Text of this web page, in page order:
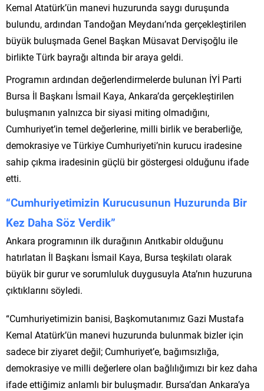
Kemal Atatürk’ün manevi huzurunda saygı duruşunda
bulundu, ardından Tandoğan Meydanı’nda gerçekleştirilen
büyük buluşmada Genel Başkan Müsavat Dervişoğlu ile
birlikte Türk bayrağı altında bir araya geldi.
Programın ardından değerlendirmelerde bulunan İYİ Parti
Bursa İl Başkanı İsmail Kaya, Ankara’da gerçekleştirilen
buluşmanın yalnızca bir siyasi miting olmadığını,
Cumhuriyet’in temel değerlerine, milli birlik ve beraberliğe,
demokrasiye ve Türkiye Cumhuriyeti’nin kurucu iradesine
sahip çıkma iradesinin güçlü bir göstergesi olduğunu ifade
etti.
“Cumhuriyetimizin Kurucusunun Huzurunda Bir
Kez Daha Söz Verdik”
Ankara programının ilk durağının Anıtkabir olduğunu
hatırlatan İl Başkanı İsmail Kaya, Bursa teşkilatı olarak
büyük bir gurur ve sorumluluk duygusuyla Ata’nın huzuruna
çıktıklarını söyledi.
“Cumhuriyetimizin banisi, Başkomutanımız Gazi Mustafa
Kemal Atatürk’ün manevi huzurunda bulunmak bizler için
sadece bir ziyaret değil; Cumhuriyet’e, bağımsızlığa,
demokrasiye ve milli değerlere olan bağlılığımızı bir kez daha
ifade ettiğimiz anlamlı bir buluşmadır. Bursa’dan Ankara’ya